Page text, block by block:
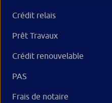
Crédit relais
Prêt Travaux
Crédit renouvelable
PAS
Frais de notaire